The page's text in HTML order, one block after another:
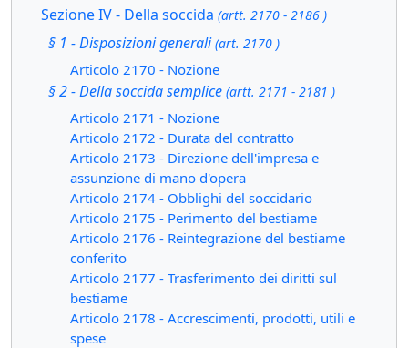
Sezione IV - Della soccida (artt. 2170 - 2186 )
§ 1 - Disposizioni generali(art. 2170 )
Articolo 2170 - Nozione
§ 2 - Della soccida semplice (artt. 2171 - 2181 )
Articolo 2171 - Nozione
Articolo 2172 - Durata del contratto
Articolo 2173 - Direzione dell'impresa e
assunzione di mano d'opera
Articolo 2174 - Obblighi del soccidario
Articolo 2175 - Perimento del bestiame
Articolo 2176 - Reintegrazione del bestiame
conferito
Articolo 2177 - Trasferimento dei diritti sul
bestiame
Articolo 2178 - Accrescimenti, prodotti, utili e
spese